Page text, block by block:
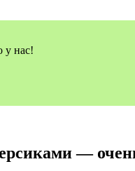
у нас!
—